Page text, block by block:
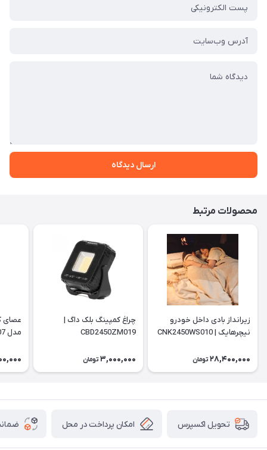
ارسال دیدگاه
محصولات مرتبط
زیرانداز بادی داخل خودرو
نیچرهایک | CNK2450WS010
28,400,000 تومان
چراغ کمپینگ بلک داگ |
CBD2450ZM019
3,000,000 تومان
عصای
مدل NH18D010-Z | ST07
تحویل اکسپرس امکان پرداخت در محل